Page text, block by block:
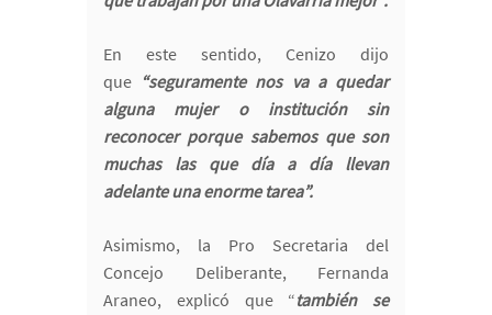
En este sentido, Cenizo dijo
que “seguramente nos va a quedar
alguna mujer o institución sin
reconocer porque sabemos que son
muchas las que día a día llevan
adelante una enorme tarea”.
Asimismo, la Pro Secretaria del
Concejo Deliberante, Fernanda
Araneo, explicó que “también se